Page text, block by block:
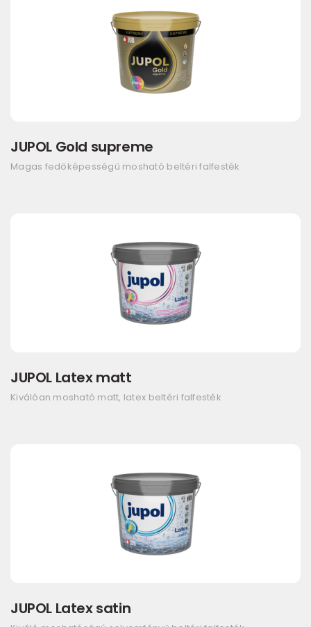
JUPOL Gold supreme
Magas fedőképességű mosható beltéri falfesték
JUPOL Latex matt
Kiválóan mosható matt, latex beltéri falfesték
JUPOL Latex satin